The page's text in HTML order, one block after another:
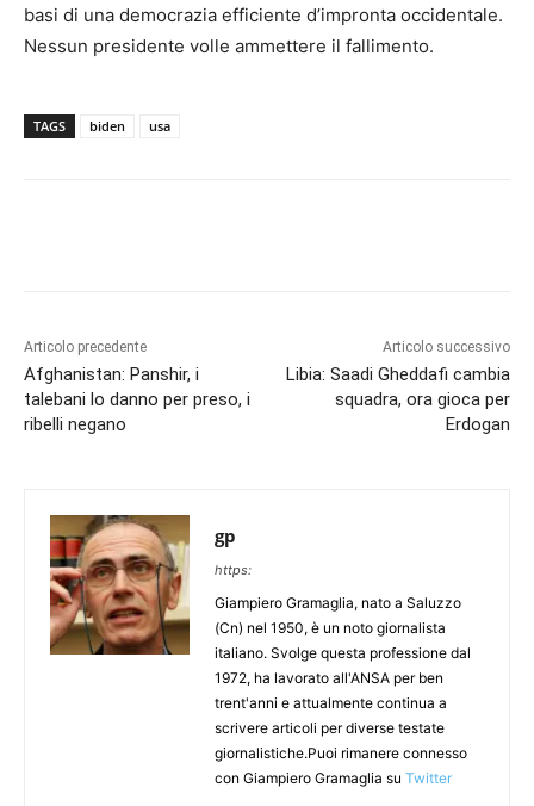
basi di una democrazia efficiente d’impronta occidentale.
Nessun presidente volle ammettere il fallimento.
TAGS biden usa
Articolo precedente
Afghanistan: Panshir, i
talebani lo danno per preso, i
ribelli negano
Articolo successivo
Libia: Saadi Gheddafi cambia
squadra, ora gioca per
Erdogan
gp
https:
Giampiero Gramaglia, nato a Saluzzo
(Cn) nel 1950, è un noto giornalista
italiano. Svolge questa professione dal
1972, ha lavorato all'ANSA per ben
trent'anni e attualmente continua a
scrivere articoli per diverse testate
giornalistiche.Puoi rimanere connesso
con Giampiero Gramaglia su Twitter